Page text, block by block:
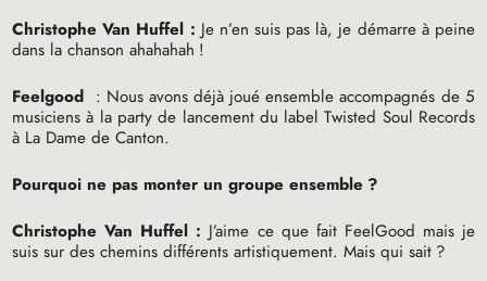
Christophe Van Huffel : Je n’en suis pas là, je démarre à peine
dans la chanson ahahahah !
Feelgood : Nous avons déjà joué ensemble accompagnés de 5
musiciens à la party de lancement du label Twisted Soul Records
à La Dame de Canton.
Pourquoi ne pas monter un groupe ensemble ?
Christophe Van Huffel : J’aime ce que fait FeelGood mais je
suis sur des chemins différents artistiquement. Mais qui sait ?